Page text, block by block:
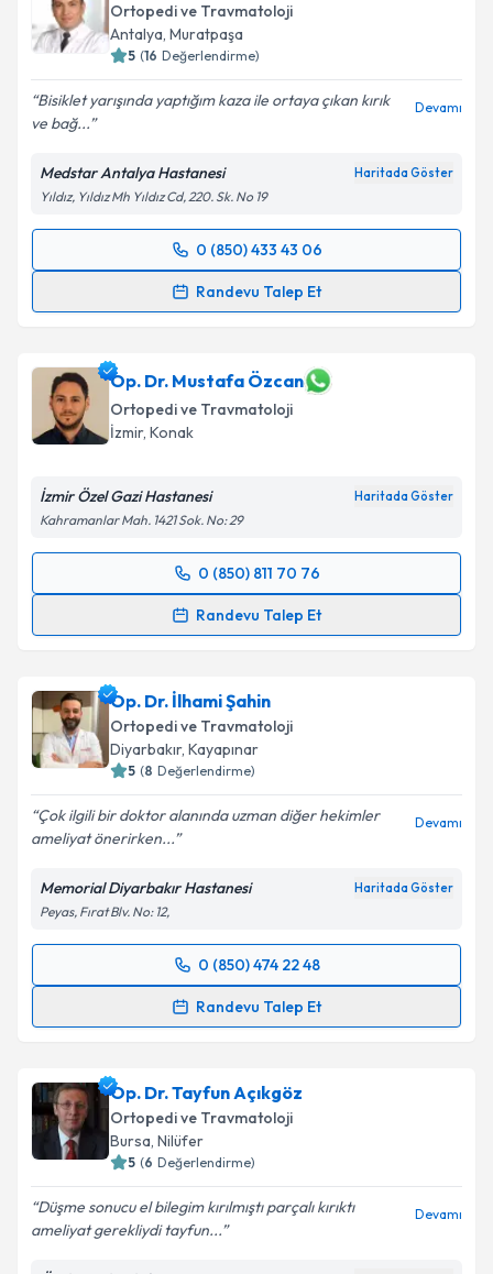
Ortopedi ve Travmatoloji
Antalya, Muratpaşa
5 (16 Değerlendirme)
Bisiklet yarışında yaptığım kaza ile ortaya çıkan kırık
ve bağ...
Devamı
Medstar Antalya Hastanesi Haritada Göster
Yıldız, Yıldız Mh Yıldız Cd, 220. Sk. No 19
0 (850) 433 43 06
Randevu Talep Et
Randevu Takvimi Talebi
takvim hazırlandığında e-posta ile bilgilendireceğiz.
E-posta Adresiniz
Kişisel verilerimin işlenmesine ilişkin
Metni'ni okudum ve kişisel verilerimin belirtilen
kapsamda işlenmesini kabul ediyorum.
Takvim Talebini Gönder
Op. Dr. Mustafa Özcan
Ortopedi ve Travmatoloji
İzmir, Konak
İzmir Özel Gazi Hastanesi Haritada Göster
Kahramanlar Mah. 1421 Sok. No: 29
0 (850) 811 70 76
Randevu Talep Et
Randevu Takvimi Talebi
takvim hazırlandığında e-posta ile bilgilendireceğiz.
E-posta Adresiniz
kapsamda işlenmesini kabul ediyorum.
Takvim Talebini Gönder
Op. Dr. İlhami Şahin
Ortopedi ve Travmatoloji
Diyarbakır, Kayapınar
5 (8 Değerlendirme)
Çok ilgili bir doktor alanında uzman diğer hekimler
ameliyat önerirken...
Devamı
Memorial Diyarbakır Hastanesi Haritada Göster
Peyas, Fırat Blv. No: 12,
0 (850) 474 22 48
Randevu Talep Et
Randevu Takvimi Talebi
takvim hazırlandığında e-posta ile bilgilendireceğiz.
E-posta Adresiniz
Kişisel verilerimin işlenmesine ilişkin
Op. Dr. Tayfun Açıkgöz
Ortopedi ve Travmatoloji
Bursa, Nilüfer
5 (6 Değerlendirme)
Düşme sonucu el bilegim kırılmıştı parçalı kırıktı
ameliyat gerekliydi tayfun...
Devamı